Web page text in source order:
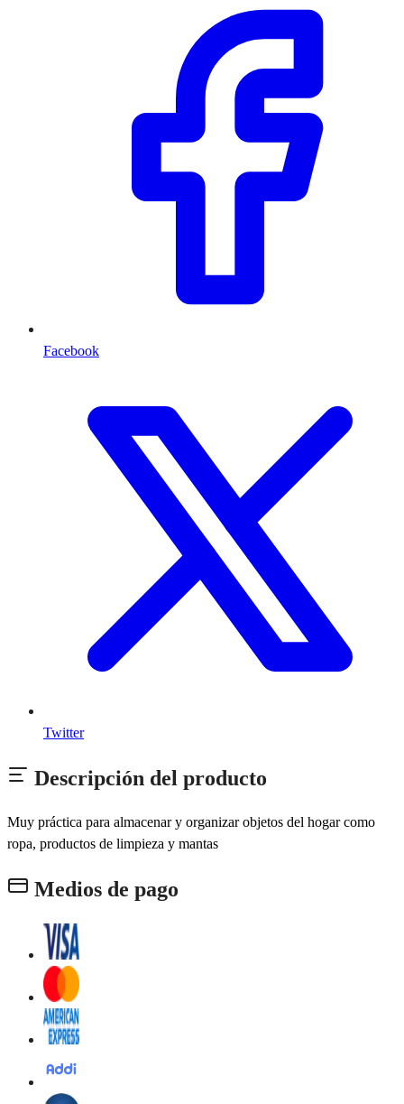
Facebook
Twitter
Descripción del producto
Muy práctica para almacenar y organizar objetos del hogar como
ropa, productos de limpieza y mantas
Medios de pago